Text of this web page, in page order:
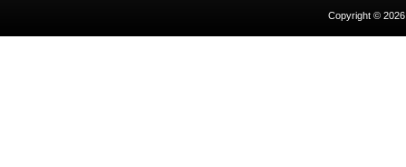
Copyright ©